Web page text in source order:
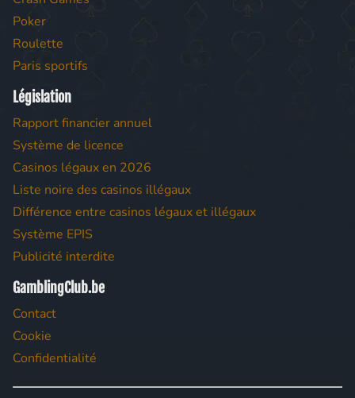
Poker
Roulette
Paris sportifs
Législation
Rapport financier annuel
Système de licence
Casinos légaux en 2026
Liste noire des casinos illégaux
Différence entre casinos légaux et illégaux
Système EPIS
Publicité interdite
GamblingClub.be
Contact
Cookie
Confidentialité